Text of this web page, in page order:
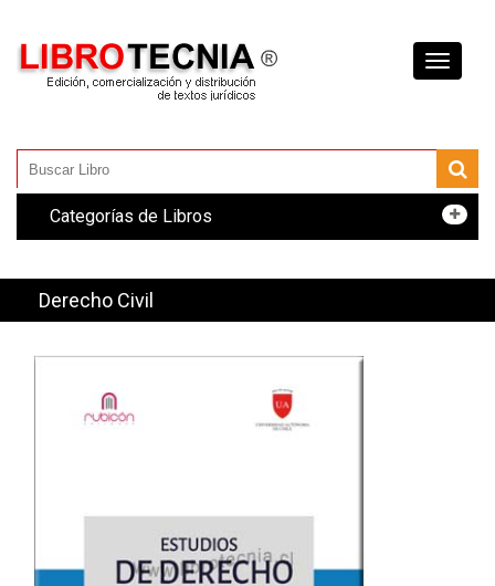
Toggle
Categorías de Libros
Derecho Civil